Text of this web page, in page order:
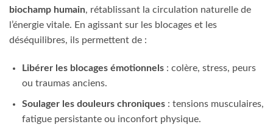
biochamp humain, rétablissant la circulation naturelle de
l’énergie vitale. En agissant sur les blocages et les
déséquilibres, ils permettent de :
Libérer les blocages émotionnels: colère, stress, peurs
ou traumas anciens.
Soulager les douleurs chroniques: tensions musculaires,
fatigue persistante ou inconfort physique.